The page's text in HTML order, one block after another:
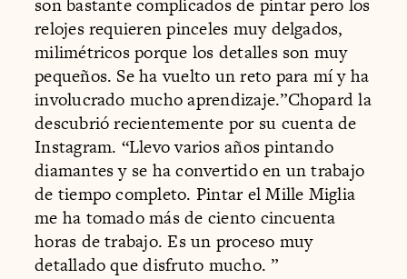
son bastante complicados de pintar pero los
relojes requieren pinceles muy delgados,
milimétricos porque los detalles son muy
pequeños. Se ha vuelto un reto para mí y ha
involucrado mucho aprendizaje.”Chopard la
descubrió recientemente por su cuenta de
Instagram. “Llevo varios años pintando
diamantes y se ha convertido en un trabajo
de tiempo completo. Pintar el Mille Miglia
me ha tomado más de ciento cincuenta
horas de trabajo. Es un proceso muy
detallado que disfruto mucho. ”